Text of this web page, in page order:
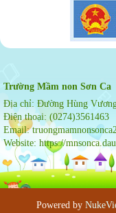
Trường Mầm non Sơn Ca
Địa chỉ: Đường Hùng
Điện thoại: (0274)3561463
Email:
Website: https://
Powered by